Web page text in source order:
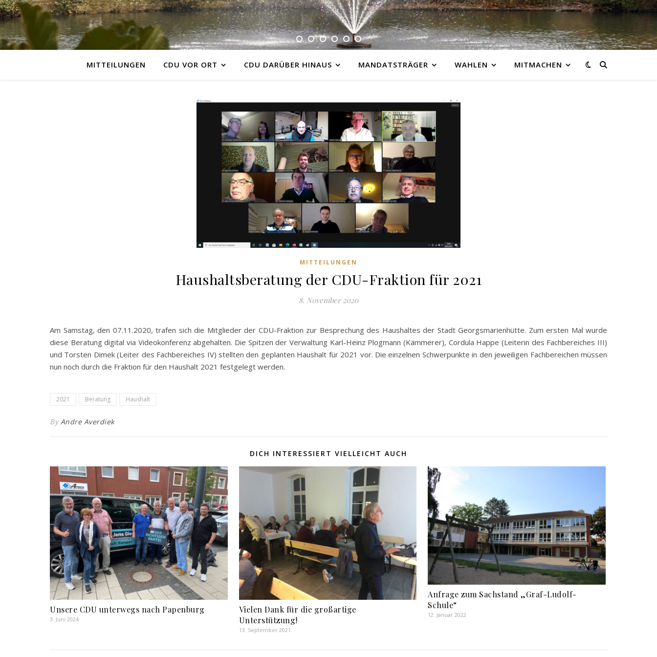
MITTEILUNGEN CDU VOR ORT CDU DARÜBER HINAUS MANDATSTRÄGER WAHLEN MITMACHEN
MITTEILUNGEN
Haushaltsberatung der CDU-Fraktion für 2021
8. November 2020
Am Samstag, den 07.11.2020, trafen sich die Mitglieder der CDU-Fraktion zur Besprechung des Haushaltes der Stadt Georgsmarienhütte. Zum ersten Mal wurde
diese Beratung digital via Videokonferenz abgehalten. Die Spitzen der Verwaltung Karl-Heinz Plogmann (Kämmerer), Cordula Happe (Leiterin des Fachbereiches III)
und Torsten Dimek (Leiter des Fachbereiches IV) stellten den geplanten Haushalt für 2021 vor. Die einzelnen Schwerpunkte in den jeweiligen Fachbereichen müssen
nun noch durch die Fraktion für den Haushalt 2021 festgelegt werden.
2021 Beratung Haushalt
ByAndre Averdiek
DICH INTERESSIERT VIELLEICHT AUCH
Unsere CDU unterwegs nach Papenburg
3. Juni 2024
Vielen Dank für die großartige
Unterstützung!
13. September 2021
Anfrage zum Sachstand „Graf-Ludolf-
Schule“
12. Januar 2022